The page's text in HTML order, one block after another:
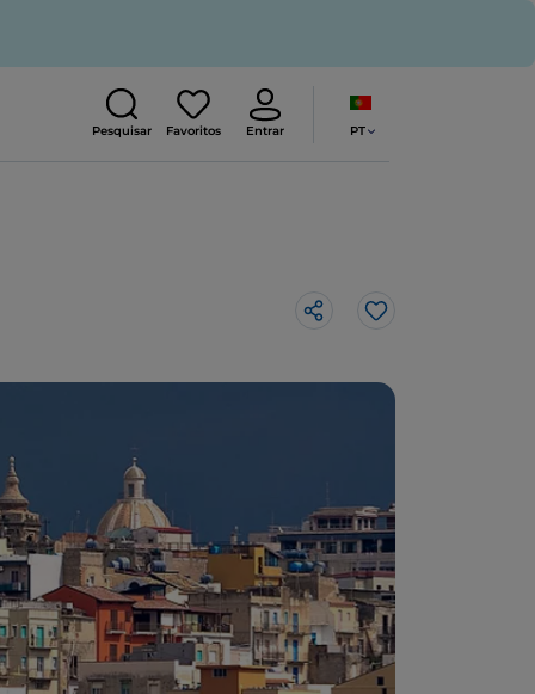
Pesquisar Favoritos Entrar PT
Gosto